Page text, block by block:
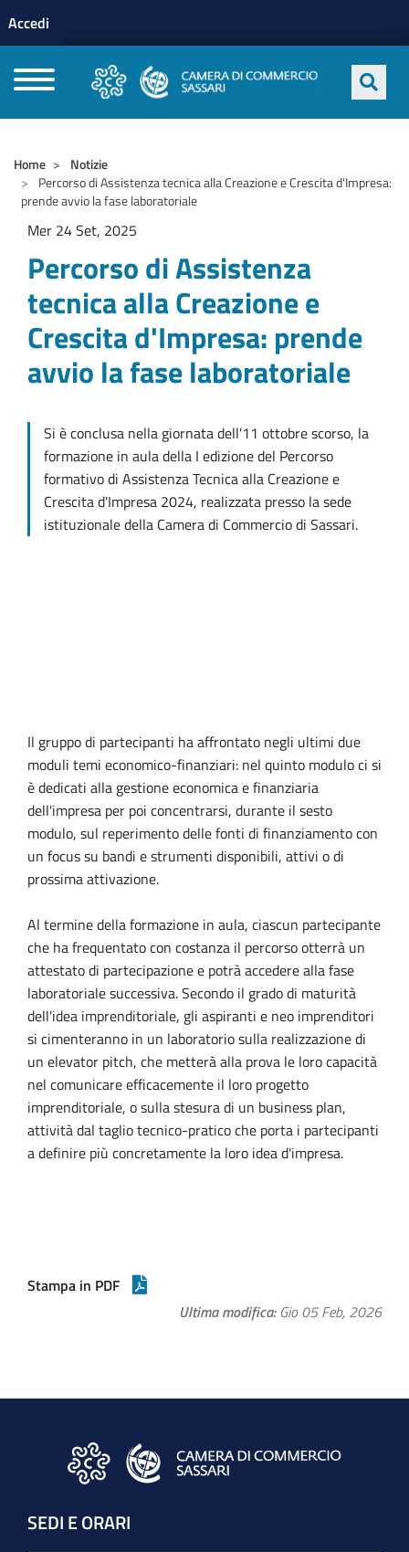
profilo utente
Accedi
Home
Notizie
Percorso di Assistenza tecnica alla Creazione e Crescita d'Impresa:
prende avvio la fase laboratoriale
Mer 24 Set, 2025
Percorso di Assistenza
tecnica alla Creazione e
Crescita d'Impresa: prende
avvio la fase laboratoriale
Si è conclusa nella giornata dell'11 ottobre scorso, la
formazione in aula della I edizione del Percorso
formativo di Assistenza Tecnica alla Creazione e
Crescita d'Impresa 2024, realizzata presso la sede
istituzionale della Camera di Commercio di Sassari.
Il gruppo di partecipanti ha affrontato negli ultimi due
moduli temi economico-finanziari: nel quinto modulo ci si
è dedicati alla gestione economica e finanziaria
dell'impresa per poi concentrarsi, durante il sesto
modulo, sul reperimento delle fonti di finanziamento con
un focus su bandi e strumenti disponibili, attivi o di
prossima attivazione.
Al termine della formazione in aula, ciascun partecipante
che ha frequentato con costanza il percorso otterrà un
attestato di partecipazione e potrà accedere alla fase
laboratoriale successiva. Secondo il grado di maturità
dell'idea imprenditoriale, gli aspiranti e neo imprenditori
si cimenteranno in un laboratorio sulla realizzazione di
un elevator pitch, che metterà alla prova le loro capacità
nel comunicare efficacemente il loro progetto
imprenditoriale, o sulla stesura di un business plan,
attività dal taglio tecnico-pratico che porta i partecipanti
a definire più concretamente la loro idea d'impresa.
Stampa in PDF
Ultima modifica Gio 05 Feb, 2026
SEDI E ORARI